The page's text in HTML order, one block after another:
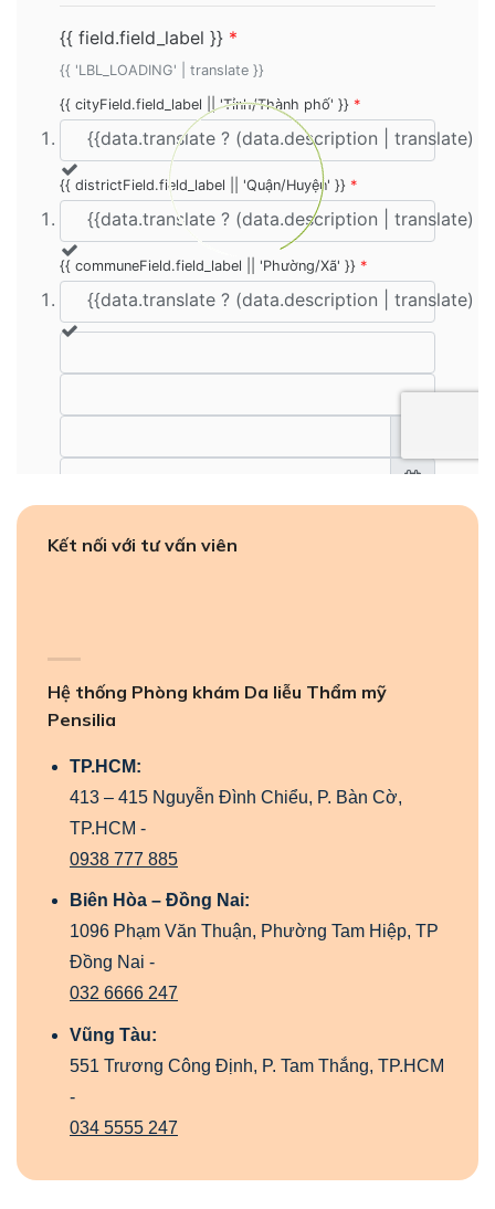
Kết nối với tư vấn viên
Hệ thống Phòng khám Da liễu Thẩm mỹ
Pensilia
TP.HCM:
413 – 415 Nguyễn Đình Chiểu, P. Bàn Cờ,
TP.HCM -
0938 777 885
Biên Hòa – Đồng Nai:
1096 Phạm Văn Thuận, Phường Tam Hiệp, TP
Đồng Nai -
032 6666 247
Vũng Tàu:
551 Trương Công Định, P. Tam Thắng, TP.HCM
-
034 5555 247